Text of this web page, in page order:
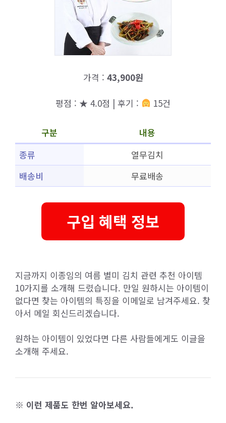
가격 : 43,900원
평점 : ★ 4.0점 | 후기 : 15건
구분
내용
종류
열무김치
배송비
무료배송
구입 혜택 정보
지금까지 이종임의 여름 별미 김치 관련 추천 아이템
10가지를 소개해 드렸습니다. 만일 원하시는 아이템이
없다면 찾는 아이템의 특징을 이메일로 남겨주세요. 찾
아서 메일 회신드리겠습니다.
원하는 아이템이 있었다면 다른 사람들에게도 이글을
소개해 주세요.
※ 이런 제품도 한번 알아보세요.